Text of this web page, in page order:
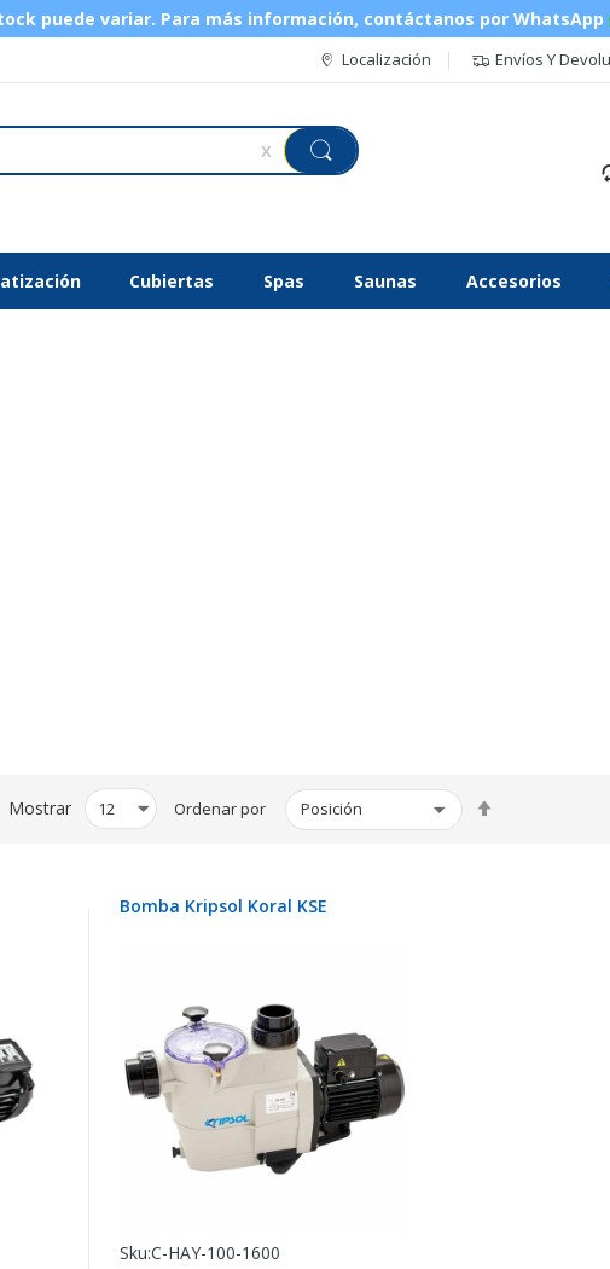
puede variar. Para más información, contáctanos por WhatsApp
Localización Envíos Y
X
Cubiertas Spas Saunas Accesorios
Mostrar Ordenar por
Bomba Kripsol Koral KSE
Sku:C-HAY-100-1600